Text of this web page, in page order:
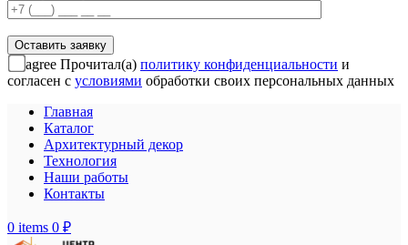
agree Прочитал(а) политику конфиденциальности и
согласен с условиями обработки своих персональных данных
Главная
Каталог
Архитектурный декор
Технология
Наши работы
Контакты
0 items 0 ₽